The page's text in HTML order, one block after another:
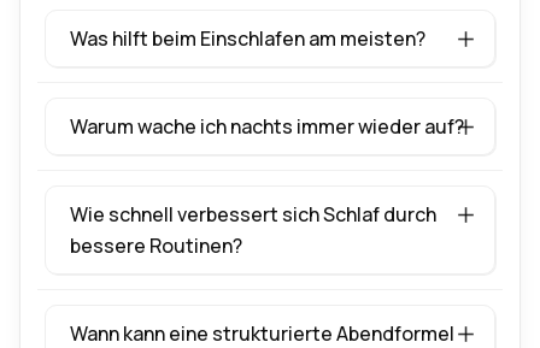
Was hilft beim Einschlafen am meisten?
Warum wache ich nachts immer wieder auf?
Wie schnell verbessert sich Schlaf durch
bessere Routinen?
Wann kann eine strukturierte Abendformel